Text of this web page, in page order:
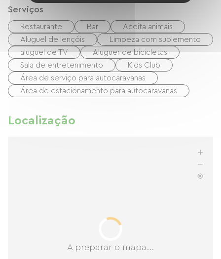
Serviços
Restaurante Bar
Aceita animais
Aluguel de lençóis
Limpeza com suplemento
aluguel de TV
Aluguer de bicicletas
Sala de entretenimento
Kids Club
Área de serviço para autocaravanas
Área de estacionamento para autocaravanas
Localização
A preparar o mapa...